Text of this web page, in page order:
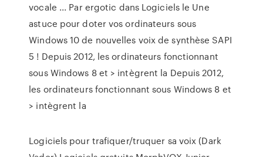
vocale ... Par ergotic dans Logiciels le Une
astuce pour doter vos ordinateurs sous
Windows 10 de nouvelles voix de synthèse SAPI
5 ! Depuis 2012, les ordinateurs fonctionnant
sous Windows 8 et > intègrent la Depuis 2012,
les ordinateurs fonctionnant sous Windows 8 et
> intègrent la
Logiciels pour trafiquer/truquer sa voix (Dark